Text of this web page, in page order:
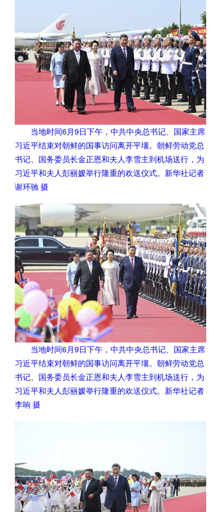
当地时间6月9日下午，中共中央总书记、国家主席
习近平结束对朝鲜的国事访问离开平壤。朝鲜劳动党总
书记、国务委员长金正恩和夫人李雪主到机场送行，为
习近平和夫人彭丽媛举行隆重的欢送仪式。新华社记者
谢环驰 摄
当地时间6月9日下午，中共中央总书记、国家主席
习近平结束对朝鲜的国事访问离开平壤。朝鲜劳动党总
书记、国务委员长金正恩和夫人李雪主到机场送行，为
习近平和夫人彭丽媛举行隆重的欢送仪式。新华社记者
李响 摄